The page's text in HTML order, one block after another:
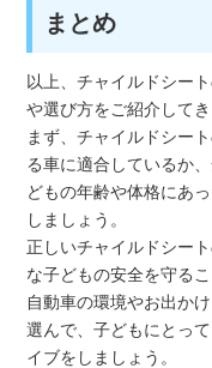
まとめ
以上、チャイルドシー
や選び方をご紹介してき
まず、チャイルドシー
る車に適合しているか
どもの年齢や体格にあ
しましょう。
正しいチャイルドシー
な子どもの安全を守る
自動車の環境やお出か
選んで、子どもにとっ
イブをしましょう。